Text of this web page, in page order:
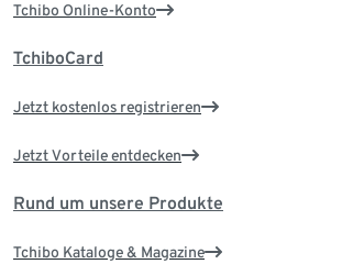
Tchibo Online-Konto
TchiboCard
Jetzt kostenlos registrieren
Jetzt Vorteile entdecken
Rund um unsere Produkte
Tchibo Kataloge & Magazine